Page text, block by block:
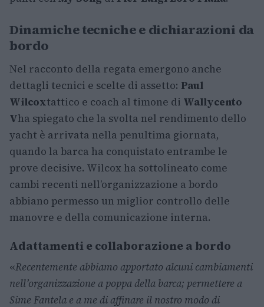
Dinamiche tecniche e dichiarazioni da
bordo
Nel racconto della regata emergono anche
dettagli tecnici e scelte di assetto: Paul
Wilcoxtattico e coach al timone di Wallycento
Vha spiegato che la svolta nel rendimento dello
yacht è arrivata nella penultima giornata,
quando la barca ha conquistato entrambe le
prove decisive. Wilcox ha sottolineato come
cambi recenti nell’organizzazione a bordo
abbiano permesso un miglior controllo delle
manovre e della comunicazione interna.
Adattamenti e collaborazione a bordo
«Recentemente abbiamo apportato alcuni cambiamenti
nell’organizzazione a poppa della barca; permettere a
Sime Fantela e a me di affinare il nostro modo di